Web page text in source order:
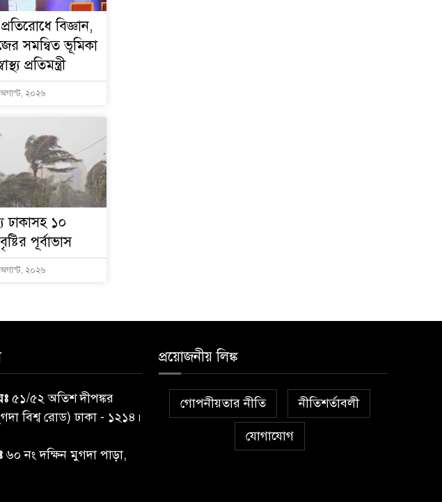
বিজ্ঞান,
সমন্বিত ভূমিকা
প্রতিমন্ত্রী
২০২৬
ঢাকাসহ ১০
পূর্বাভাস
২০২৬
৫১/৫২ অতিশ দীপঙ্কর
বিশ্ব রোড) ঢাকা - ১২১৪।
৬০ নং দক্ষিন মুগদা পাড়া,
প্রয়োজনীয় লিঙ্ক
গোপনীয়তার নীতি নীতিশর্তাবলী
যোগাযোগ